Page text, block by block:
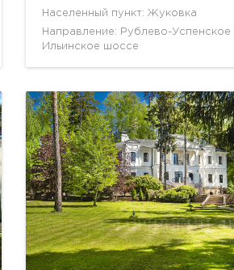
Населенный пункт: Жуковка
Направление: Рублево-Успенское
Ильинское шоссе